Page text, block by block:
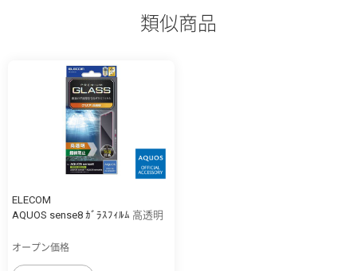
類似商品
ELECOM
AQUOS sense8 ｶﾞﾗｽﾌｨﾙﾑ 高透明
オープン価格